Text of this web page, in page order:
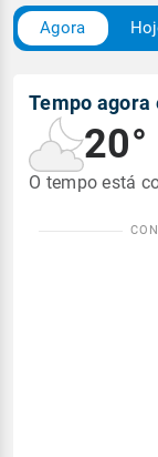
Agora
Tempo agora
20°
O tempo está